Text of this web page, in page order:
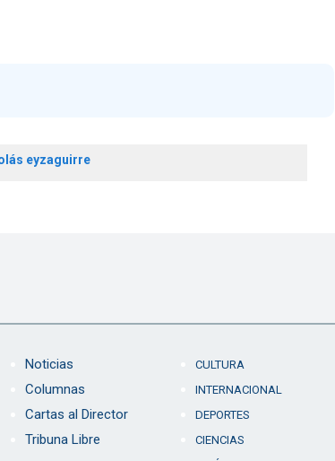
eyzaguirre
Noticias
Columnas
Cartas al Director
Tribuna Libre
CULTURA
INTERNACIONAL
DEPORTES
CIENCIAS